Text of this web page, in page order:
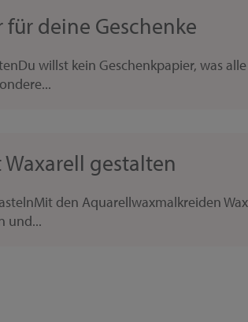
deine Geschenke
willst kein Geschenkpapier, was
gestalten
den Aquarellwaxmalkreiden
und...